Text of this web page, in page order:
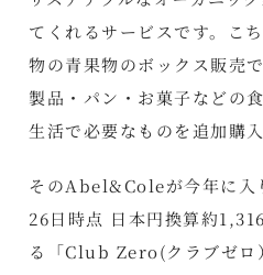
てくれるサービスです。こ
物の青果物のボックス販売
製品・パン・お菓子などの
生活で必要なものを追加購入
そのAbel&Coleが今年に入
26日時点 日本円換算約
る「Club Zero(クラブゼロ